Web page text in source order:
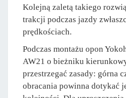
Kolejną zaletą takiego
trakcji podczas jazdy
prędkościach.
Podczas montażu opon
AW21 o bieżniku
przestrzegać zasady: górna
obracania powinna dotykać